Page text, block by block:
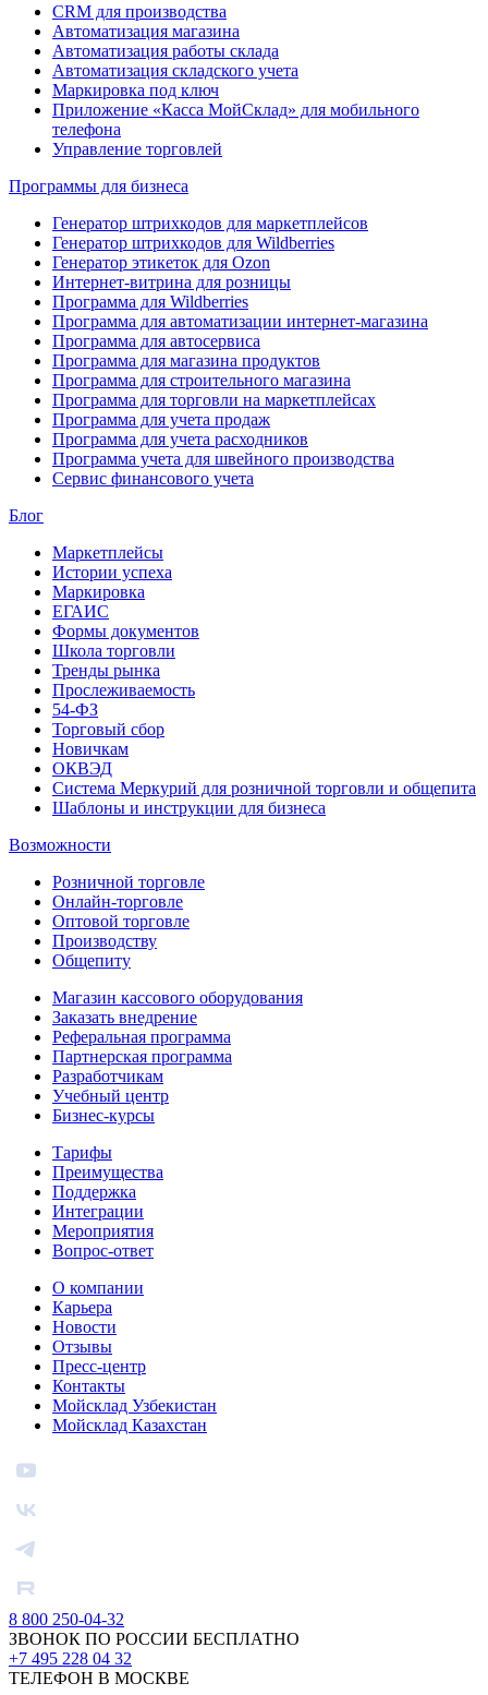
CRM для производства
Автоматизация магазина
Автоматизация работы склада
Автоматизация складского учета
Маркировка под ключ
Приложение «Касса МойСклад» для мобильного
телефона
Управление торговлей
Программы для бизнеса
Генератор штрихкодов для маркетплейсов
Генератор штрихкодов для Wildberries
Генератор этикеток для Ozon
Интернет-витрина для розницы
Программа для Wildberries
Программа для автоматизации интернет-магазина
Программа для автосервиса
Программа для магазина продуктов
Программа для строительного магазина
Программа для торговли на маркетплейсах
Программа для учета продаж
Программа для учета расходников
Программа учета для швейного производства
Сервис финансового учета
Блог
Маркетплейсы
Истории успеха
Маркировка
ЕГАИС
Формы документов
Школа торговли
Тренды рынка
Прослеживаемость
54-ФЗ
Торговый сбор
Новичкам
ОКВЭД
Система Меркурий для розничной торговли и общепита
Шаблоны и инструкции для бизнеса
Возможности
Розничной торговле
Онлайн-торговле
Оптовой торговле
Производству
Общепиту
Магазин кассового оборудования
Заказать внедрение
Реферальная программа
Партнерская программа
Разработчикам
Учебный центр
Бизнес‑курсы
Тарифы
Преимущества
Поддержка
Интеграции
Мероприятия
Вопрос-ответ
О компании
Карьера
Новости
Отзывы
Пресс-центр
Контакты
Мойсклад Узбекистан
Мойсклад Казахстан
8 800 250-04-32
ЗВОНОК ПО РОССИИ БЕСПЛАТНО
+7 495 228 04 32
ТЕЛЕФОН В МОСКВЕ